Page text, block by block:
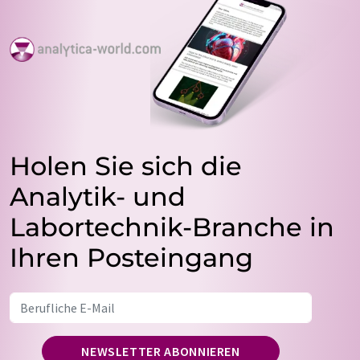
Holen Sie sich die
Analytik- und
Labortechnik-Branche in
Ihren Posteingang
NEWSLETTER ABONNIEREN